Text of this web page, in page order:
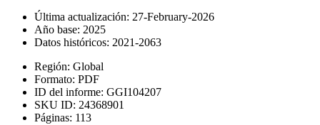
Última actualización: 27-February-2026
Año base: 2025
Datos históricos: 2021-2063
Región: Global
Formato: PDF
ID del informe: GGI104207
SKU ID: 24368901
Páginas: 113